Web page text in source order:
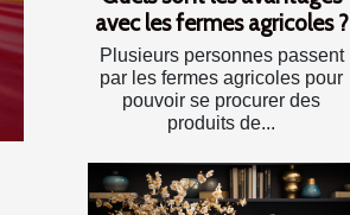
avec les fermes agricoles ?
Plusieurs personnes passent
par les fermes agricoles pour
pouvoir se procurer des
produits de...